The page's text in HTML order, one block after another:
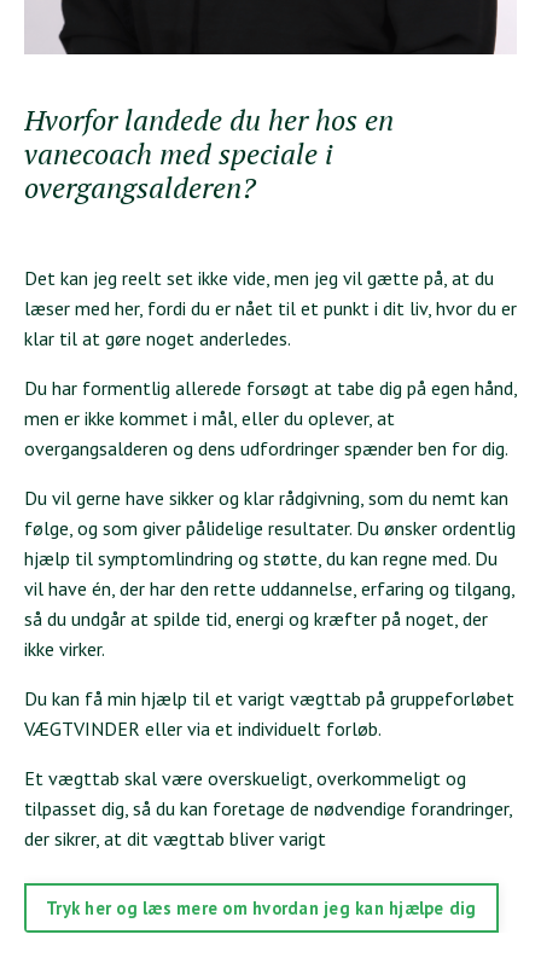
Hvorfor landede du her hos en
vanecoach med speciale i
overgangsalderen?
Det kan jeg reelt set ikke vide, men jeg vil gætte på, at du
læser med her, fordi du er nået til et punkt i dit liv, hvor du er
klar til at gøre noget anderledes.
Du har formentlig allerede forsøgt at tabe dig på egen hånd,
men er ikke kommet i mål, eller du oplever, at
overgangsalderen og dens udfordringer spænder ben for dig.
Du vil gerne have sikker og klar rådgivning, som du nemt kan
følge, og som giver pålidelige resultater. Du ønsker ordentlig
hjælp til symptomlindring og støtte, du kan regne med. Du
vil have én, der har den rette uddannelse, erfaring og tilgang,
så du undgår at spilde tid, energi og kræfter på noget, der
ikke virker.
Du kan få min hjælp til et varigt vægttab på gruppeforløbet
VÆGTVINDER eller via et individuelt forløb.
Et vægttab skal være overskueligt, overkommeligt og
tilpasset dig, så du kan foretage de nødvendige forandringer,
der sikrer, at dit vægttab bliver varigt
Tryk her og læs mere om hvordan jeg kan hjælpe dig